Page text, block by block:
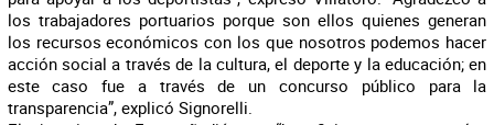
los trabajadores portuarios porque son ellos quienes generan
los recursos económicos con los que nosotros podemos hacer
acción social a través de la cultura, el deporte y la educación; en
este caso fue a través de un concurso público para la
transparencia”, explicó Signorelli.